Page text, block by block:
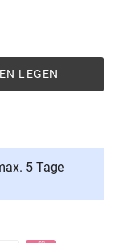
LEGEN
5 Tage